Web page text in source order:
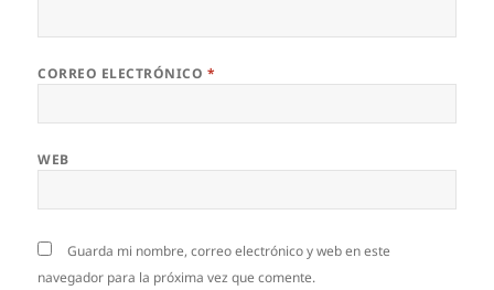
CORREO ELECTRÓNICO *
WEB
Guarda mi nombre, correo electrónico y web en este
navegador para la próxima vez que comente.